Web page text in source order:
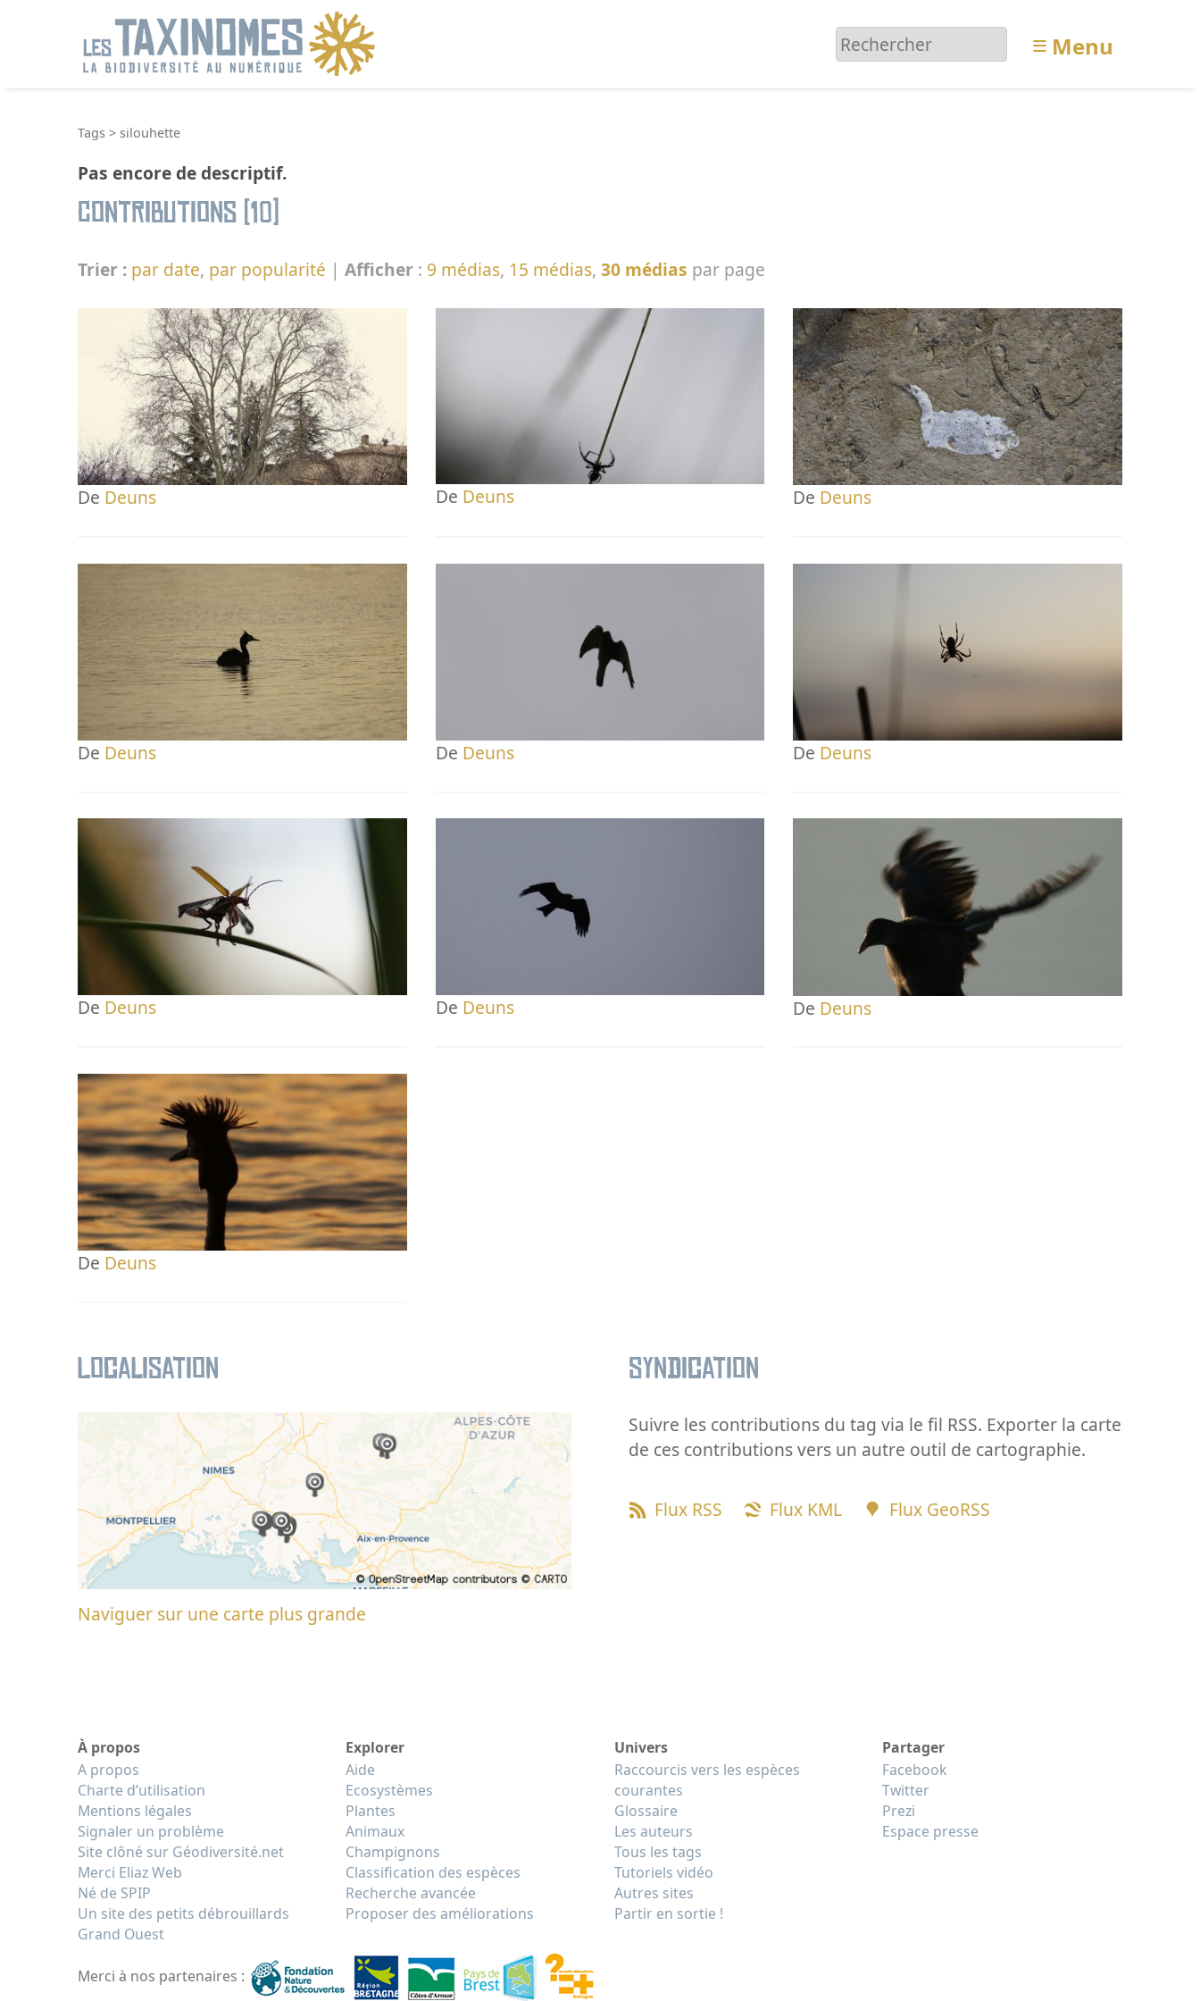
≡ Menu
Tags > silouhette
Pas encore de descriptif.
Contributions (10)
Trier : par date, par popularité | Afficher : 9 médias, 15 médias, 30 médias par page
De Deuns De Deuns De Deuns
De Deuns De Deuns De Deuns
De Deuns De Deuns De Deuns
De Deuns
Localisation
Naviguer sur une carte plus grande
Syndication
Suivre les contributions du tag via le fil RSS. Exporter la carte
de ces contributions vers un autre outil de cartographie.
Flux RSS Flux KML Flux GeoRSS
À propos
A propos
Charte d’utilisation
Mentions légales
Signaler un problème
Site clôné sur Géodiversité.net
Merci Eliaz Web
Né de SPIP
Un site des petits débrouillards
Grand Ouest
Explorer
Aide
Ecosystèmes
Plantes
Animaux
Champignons
Classification des espèces
Recherche avancée
Proposer des améliorations
Univers
Raccourcis vers les espèces
courantes
Glossaire
Les auteurs
Tous les tags
Tutoriels vidéo
Autres sites
Partir en sortie !
Partager
Facebook
Twitter
Prezi
Espace presse
Merci à nos partenaires :